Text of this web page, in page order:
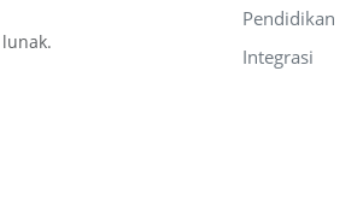
Pendidikan
Integrasi